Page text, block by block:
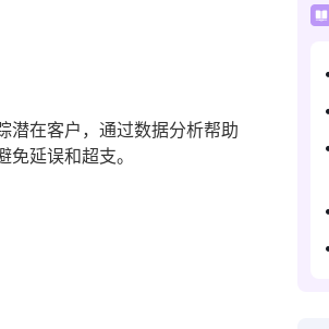
潜在客户，通过数据分析帮助
延误和超支。